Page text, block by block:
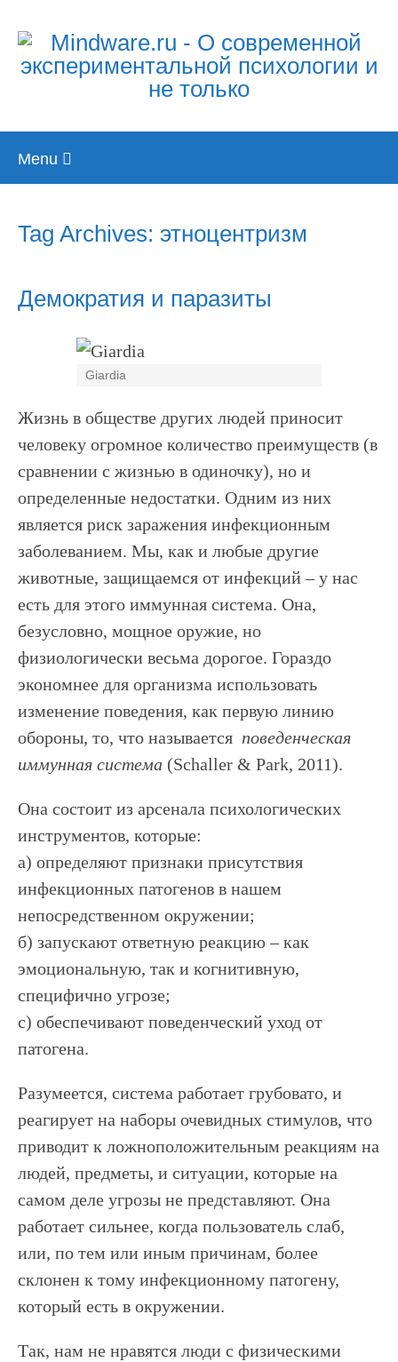
Menu
Tag Archives: этноцентризм
Демократия и паразиты
Giardia
Жизнь в обществе других людей приносит
человеку огромное количество преимуществ (в
сравнении с жизнью в одиночку), но и
определенные недостатки. Одним из них
является риск заражения инфекционным
заболеванием. Мы, как и любые другие
животные, защищаемся от инфекций – у нас
есть для этого иммунная система. Она,
безусловно, мощное оружие, но
физиологически весьма дорогое. Гораздо
экономнее для организма использовать
изменение поведения, как первую линию
обороны, то, что называется поведенческая
иммунная система (Schaller & Park, 2011).
Она состоит из арсенала психологических
инструментов, которые:
а) определяют признаки присутствия
инфекционных патогенов в нашем
непосредственном окружении;
б) запускают ответную реакцию – как
эмоциональную, так и когнитивную,
специфично угрозе;
с) обеспечивают поведенческий уход от
патогена.
Разумеется, система работает грубовато, и
реагирует на наборы очевидных стимулов, что
приводит к ложноположительным реакциям на
людей, предметы, и ситуации, которые на
самом деле угрозы не представляют. Она
работает сильнее, когда пользователь слаб,
или, по тем или иным причинам, более
склонен к тому инфекционному патогену,
который есть в окружении.
Так, нам не нравятся люди с физическими